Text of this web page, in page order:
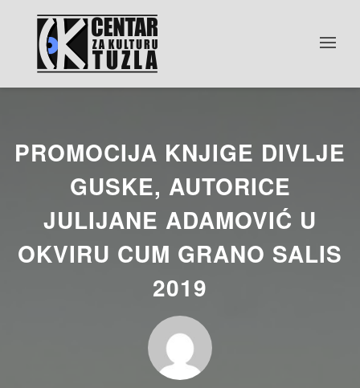
PROMOCIJA KNJIGE DIVLJE
GUSKE, AUTORICE
JULIJANE ADAMOVIĆ U
OKVIRU CUM GRANO SALIS
2019